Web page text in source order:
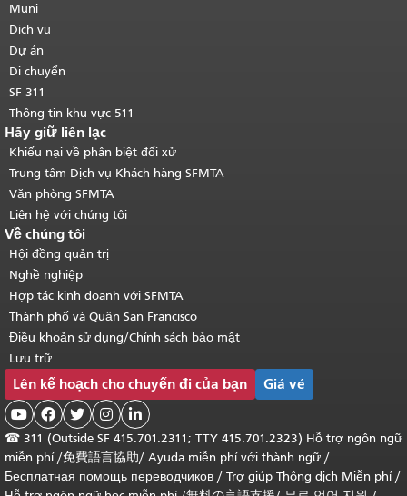
của trang này được lặp lại trên mọi
trang.Quay lại đầu trang nội dung
chính.
Muni
Dịch vụ
Dự án
Di chuyển
SF 311
Thông tin khu vực 511
Hãy giữ liên lạc
Khiếu nại về phân biệt đối xử
Trung tâm Dịch vụ Khách hàng SFMTA
Văn phòng SFMTA
Liên hệ với chúng tôi
Về chúng tôi
Hội đồng quản trị
Nghề nghiệp
Hợp tác kinh doanh với SFMTA
Thành phố và Quận San Francisco
Điều khoản sử dụng/Chính sách bảo mật
Lưu trữ
Lên kế hoạch cho chuyến đi của bạn Giá vé
    
☎ 311 (Outside SF 415.701.2311; TTY 415.701.2323) Hỗ trợ ngôn ngữ
miễn phí /免費語言協助/ Ayuda miễn phí với thành ngữ /
Бесплатная помощь переводчиков / Trợ giúp Thông dịch Miễn phí/